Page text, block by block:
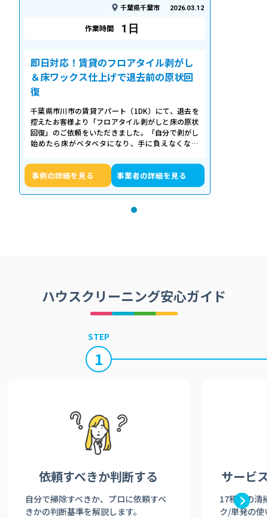
千葉県千葉市 2026.03.12
作業時間 1日
即日対応！賃貸のフロアタイル剥がし
＆床ワックス仕上げで退去前の原状回
復
千葉県市川市の賃貸アパート（1DK）にて、退去を
控えたお客様より「フロアタイル剥がしと床の原状
回復」のご依頼をいただきました。「自分で剥がし
始めたら床がベタベタになり、手に負えなくなっ
事例の詳細を見る 事業者の詳細を見る
ハウスクリーニング安心ガイド
STEP
1
依頼すべきか判断する
自分で掃除すべきか、プロに依頼すべ
きかの判断基準を解説します。
サービ
17種類の清
ク/単発の使